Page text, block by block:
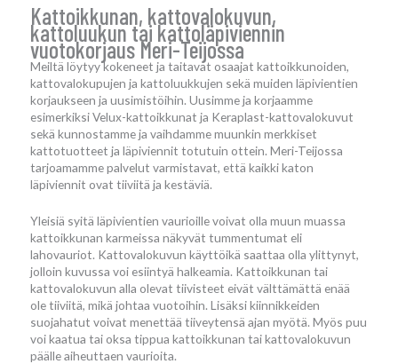
Kattoikkunan, kattovalokuvun,
kattoluukun tai kattoläpiviennin
vuotokorjaus Meri-Teijossa
Meiltä löytyy kokeneet ja taitavat osaajat kattoikkunoiden,
kattovalokupujen ja kattoluukkujen sekä muiden läpivientien
korjaukseen ja uusimistöihin. Uusimme ja korjaamme
esimerkiksi Velux-kattoikkunat ja Keraplast-kattovalokuvut
sekä kunnostamme ja vaihdamme muunkin merkkiset
kattotuotteet ja läpiviennit totutuin ottein. Meri-Teijossa
tarjoamamme palvelut varmistavat, että kaikki katon
läpiviennit ovat tiiviitä ja kestäviä.
Yleisiä syitä läpivientien vaurioille voivat olla muun muassa
kattoikkunan karmeissa näkyvät tummentumat eli
lahovauriot. Kattovalokuvun käyttöikä saattaa olla ylittynyt,
jolloin kuvussa voi esiintyä halkeamia. Kattoikkunan tai
kattovalokuvun alla olevat tiivisteet eivät välttämättä enää
ole tiiviitä, mikä johtaa vuotoihin. Lisäksi kiinnikkeiden
suojahatut voivat menettää tiiveytensä ajan myötä. Myös puu
voi kaatua tai oksa tippua kattoikkunan tai kattovalokuvun
päälle aiheuttaen vaurioita.